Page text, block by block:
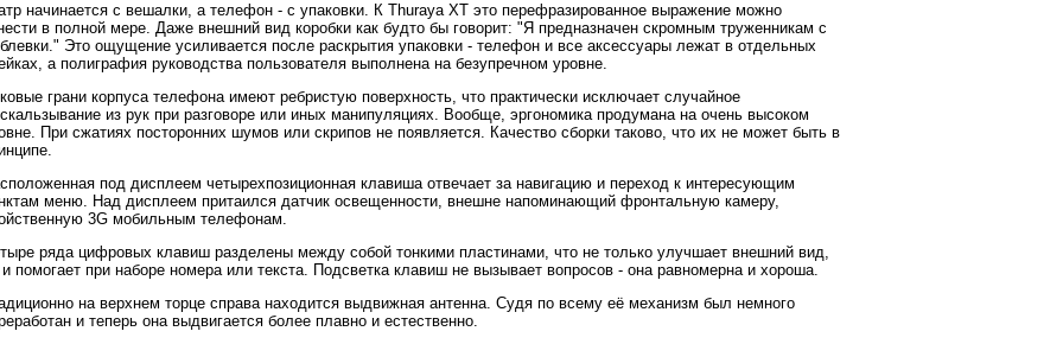
начинается с вешалки, а телефон - с упаковки. К Thuraya XT это перефразированное выражение можно
в полной мере. Даже внешний вид коробки как будто бы говорит: "Я предназначен скромным труженникам с
Это ощущение усиливается после раскрытия упаковки - телефон и все аксессуары лежат в отдельных
а полиграфия руководства пользователя выполнена на безупречном уровне.
грани корпуса телефона имеют ребристую поверxность, что практически исключает случайное
из рук при разговоре или иных манипуляциях. Вообще, эргономика продумана на очень высоком
При сжатиях посторонних шумов или скрипов не появляется. Качество сборки таково, что их не может быть в
под дисплеем четырехпозиционная клавиша отвечает за навигацию и переход к интересующим
меню. Над дисплеем притаился датчик освещенности, внешне напоминающий фронтальную камеру,
3G мобильным телефонам.
ряда цифровых клавиш разделены между собой тонкими пластинами, что не только улучшает внешний вид,
помогает при наборе номера или текста. Подсветка клавиш не вызывает вопросов - она равномерна и хороша.
на верхнем торце справа находится выдвижная антенна. Судя по всему её механизм был немного
и теперь она выдвигается более плавно и естественно.